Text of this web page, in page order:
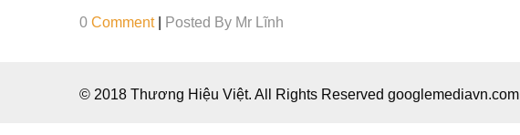
0 Comment Posted By Mr Lĩnh
© 2018 Thương Hiệu Việt. All Rights Reserved googlemediavn.com